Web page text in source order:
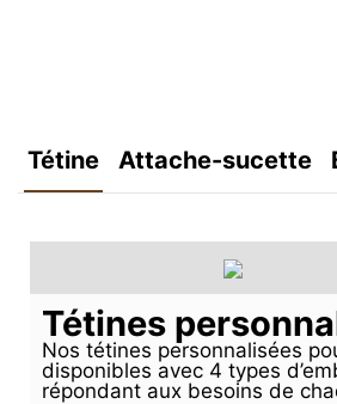
Tétine Attache-sucette
Tétines
Nos tétines personnalisées
disponibles avec 4 types
répondant aux besoins de